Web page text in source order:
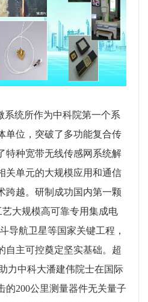
系统所作为中科院第一个系
单位，突破了多功能复合传
特种宽带无线传感网系统解
关单元的大规模应用和通信
跨越。研制成功国内第一颗
艺大规模高可靠专用集成电
导航卫星等国家关键工程，
自主可控奠定坚实基础。超
助力中科大潘建伟院士在国际
的200公里测量器件无关量子